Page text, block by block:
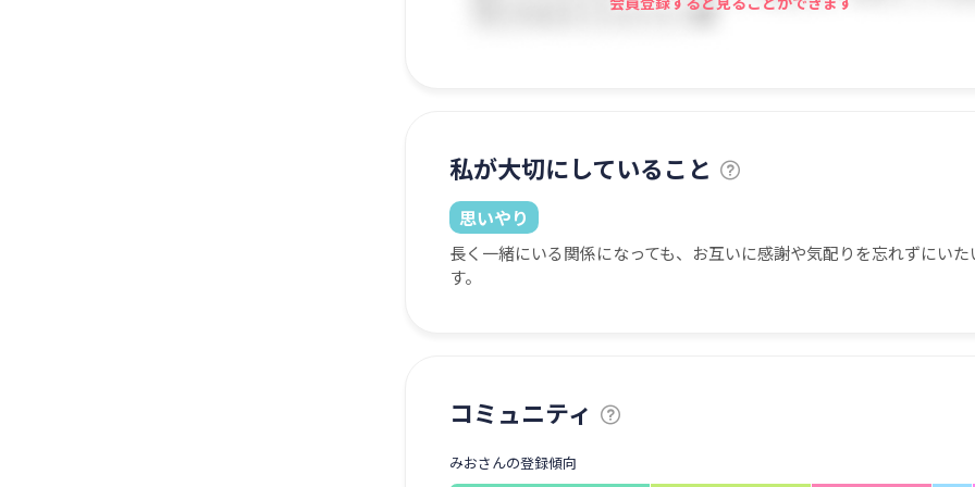
私が大切にしていること
思いやり
長く一緒にいる関係になっても、お互いに感謝や気配りを忘れずにいた
す。
コミュニティ
みおさんの登録傾向